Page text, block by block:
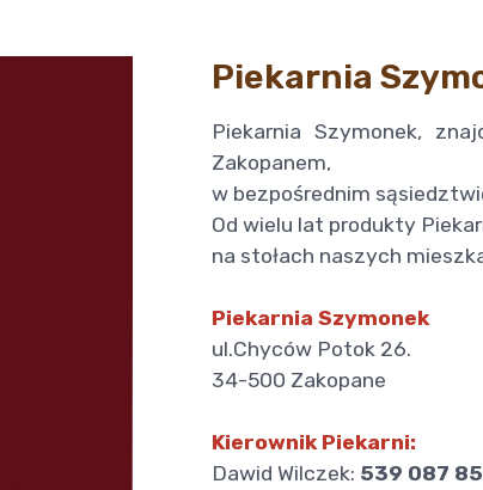
Piekarnia
Piekarnia Szymonek,
Zakopanem,
w bezpośrednim
Od wielu lat produkty
na stołach naszych
Piekarnia Szymonek
ul.Chyców Potok 26.
34-500 Zakopane
Kierownik Piekarni:
Dawid Wilczek: 539 087